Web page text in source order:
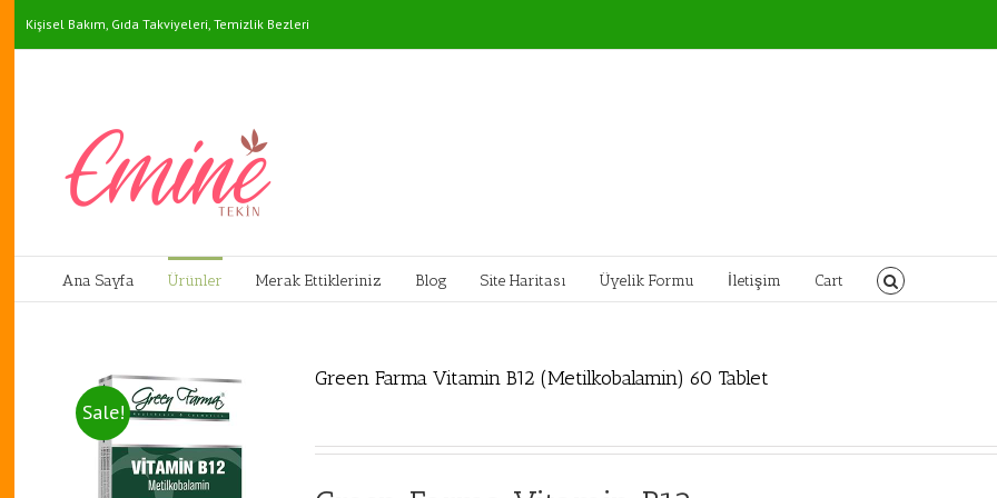
Skip
to
Kişisel Bakım, Gıda Takviyeleri, Temizlik Bezleri
Ana Sayfa Ürünler Merak Ettikleriniz Blog Site Haritası Üyelik Formu İletişim Cart
Sale!
Green Farma Vitamin B12 (Metilkobalamin) 60 Tablet